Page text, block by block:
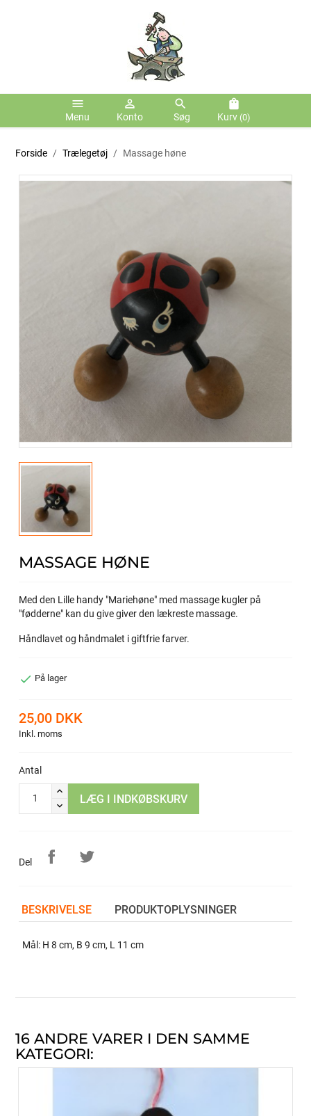
menu
Menu
person_outline
Konto
search
Søg
shopping_bag
Kurv (0)
Forside Trælegetøj Massage høne
MASSAGE HØNE
Med den Lille handy "Mariehøne" med massage kugler på
"fødderne" kan du give giver den lækreste massage.
Håndlavet og håndmalet i giftfrie farver.
 På lager
25,00 DKK
Inkl. moms
Antal
LÆG I INDKØBSKURV
Del
BESKRIVELSE PRODUKTOPLYSNINGER
Mål: H 8 cm, B 9 cm, L 11 cm
16 ANDRE VARER I DEN SAMME
KATEGORI: